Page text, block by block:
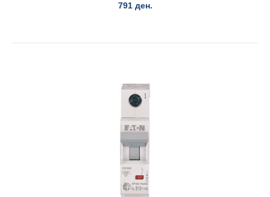
EATON..
791 ден.